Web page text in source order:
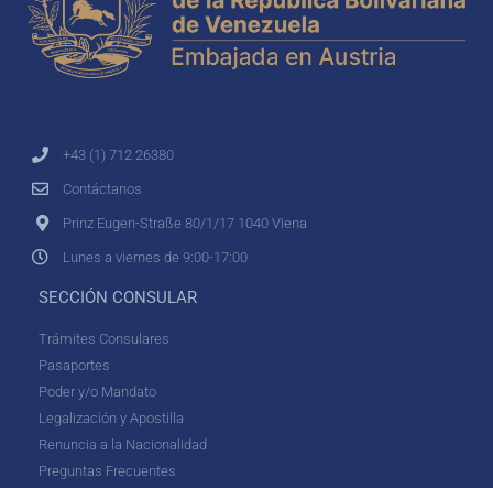
+43 (1) 712 26380
Contáctanos
Prinz Eugen-Straße 80/1/17 1040 Viena
Lunes a viernes de 9:00-17:00
SECCIÓN CONSULAR
Trámites Consulares
Pasaportes
Poder y/o Mandato
Legalización y Apostilla
Renuncia a la Nacionalidad
Preguntas Frecuentes